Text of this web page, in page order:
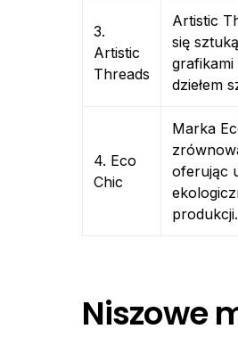
3.
Artistic
Threads
Artistic
się
dziełem
4. Eco
Chic
Marka
oferując
produkcji.
Niszowe